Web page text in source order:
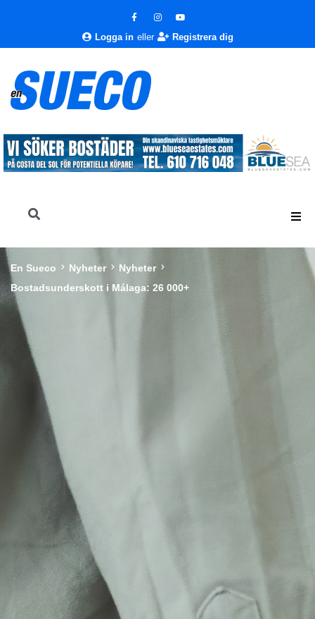
Logga in eller Registrera dig
En Sueco Nyheter
Nyheter
Bostadsunderskott i Málaga: 26 000+